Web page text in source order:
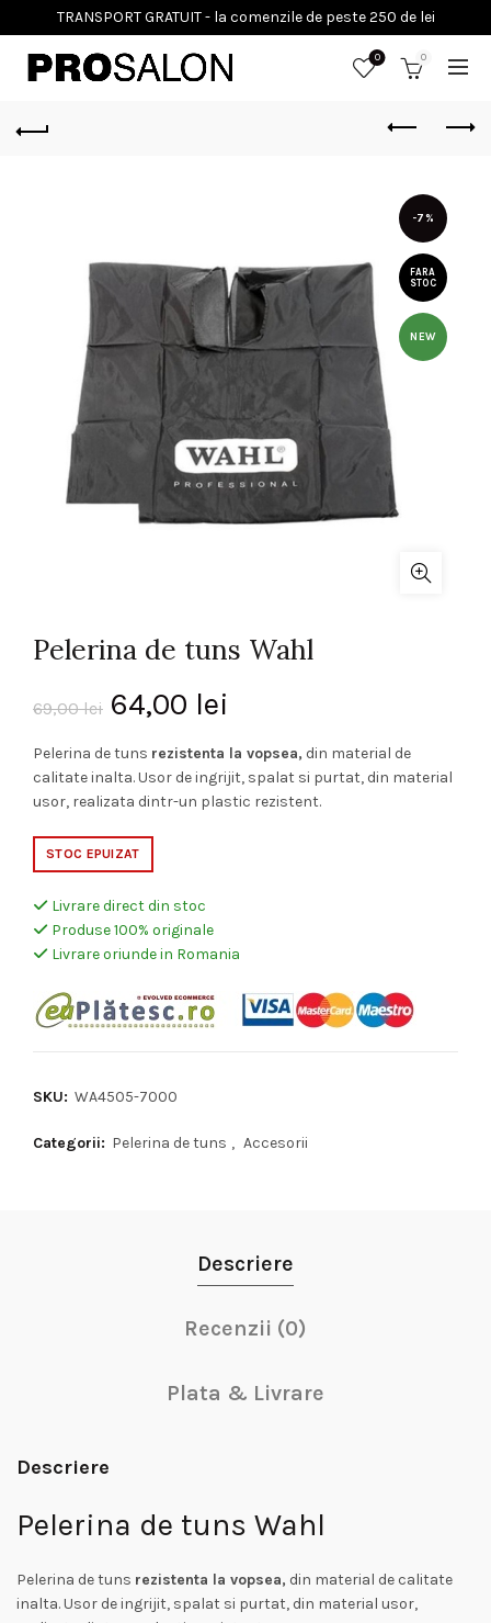
0 0
-7%
FARA
STOC
NEW
Pelerina de tuns Wahl
69,00lei Prețul
inițial
a
fost:
69,00 lei.
64,00 lei
curent
este:
Pelerina de tuns rezistenta la vopsea, din material de
calitate inalta. Usor de ingrijit, spalat si purtat, din material
usor, realizata dintr-un plastic rezistent.
STOC EPUIZAT
Livrare direct din stoc
Produse 100% originale
Livrare oriunde in Romania
SKU: WA4505-7000
Categorii: Pelerina de tuns , Accesorii
Descriere
Recenzii (0)
Plata & Livrare
Descriere
Pelerina de tuns Wahl
Pelerina de tuns rezistenta la vopsea, din material de calitate
inalta. Usor de ingrijit, spalat si purtat, din material usor,